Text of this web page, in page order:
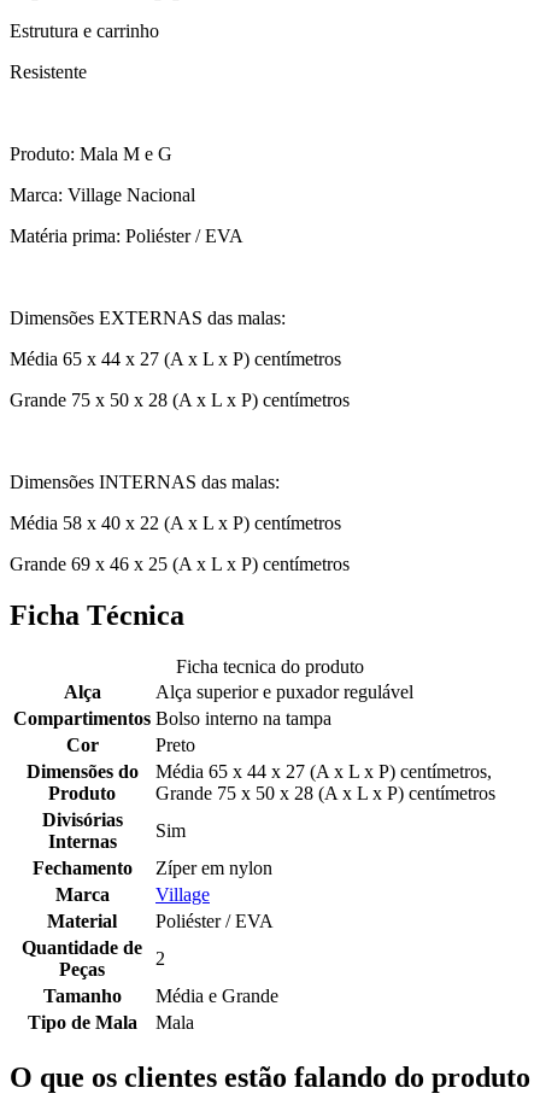
Estrutura e carrinho
Resistente
Produto: Mala M e G
Marca: Village Nacional
Matéria prima: Poliéster / EVA
Dimensões EXTERNAS das malas:
Média 65 x 44 x 27 (A x L x P) centímetros
Grande 75 x 50 x 28 (A x L x P) centímetros
Dimensões INTERNAS das malas:
Média 58 x 40 x 22 (A x L x P) centímetros
Grande 69 x 46 x 25 (A x L x P) centímetros
Ficha Técnica
Ficha tecnica do produto
Alça
Alça superior e puxador regulável
Compartimentos Bolso interno na tampa
Cor
Preto
Dimensões do
Produto
Média 65 x 44 x 27 (A x L x P) centímetros,
Grande 75 x 50 x 28 (A x L x P) centímetros
Divisórias
Internas
Sim
Fechamento
Zíper em nylon
Marca
Village
Material
Poliéster / EVA
Quantidade de
Peças
2
Tamanho
Média e Grande
Tipo de Mala
Mala
O que os clientes estão falando do produto